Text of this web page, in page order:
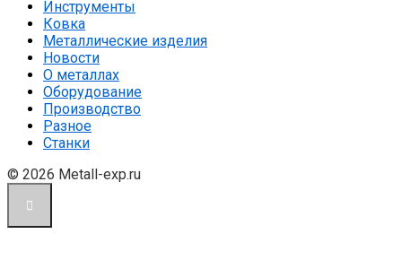
Инструменты
Ковка
Металлические изделия
Новости
О металлах
Оборудование
Производство
Разное
Станки
© 2026 Metall-exp.ru